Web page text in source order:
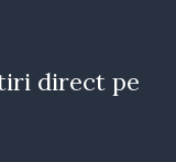
direct pe